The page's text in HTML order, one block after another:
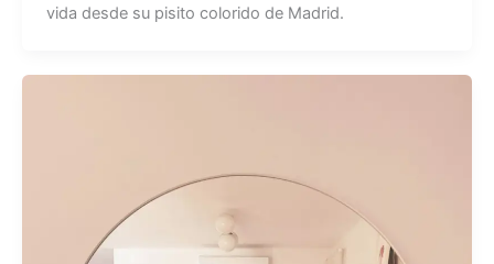
vida desde su pisito colorido de Madrid.